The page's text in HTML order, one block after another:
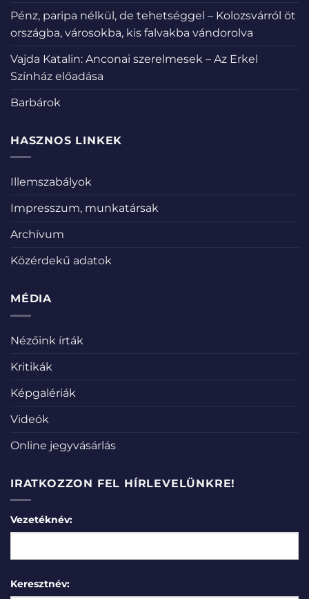
Pénz, paripa nélkül, de tehetséggel – Kolozsvárról öt
országba, városokba, kis falvakba vándorolva
Vajda Katalin: Anconai szerelmesek – Az Erkel
Színház előadása
Barbárok
HASZNOS LINKEK
Illemszabályok
Impresszum, munkatársak
Archívum
Közérdekű adatok
MÉDIA
Nézőink írták
Kritikák
Képgalériák
Videók
Online jegyvásárlás
IRATKOZZON FEL HÍRLEVELÜNKRE!
Vezetéknév:
Keresztnév: